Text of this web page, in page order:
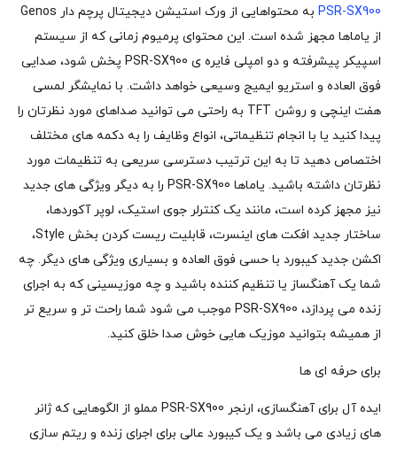
PSR-SX900
به محتواهایی از ورک استیشن دیجیتال پرچم دار Genos
از یاماها مجهز شده است. این محتوای پرمیوم زمانی که از سیستم
اسپیکر پیشرفته و دو امپلی فایره ی PSR-SX900 پخش شود، صدایی
فوق العاده و استریو ایمیج وسیعی خواهد داشت. با نمایشگر لمسی
هفت اینچی و روشن TFT به راحتی می توانید صداهای مورد نظرتان را
پیدا کنید یا با انجام تنظیماتی، انواع وظایف را به دکمه های مختلف
اختصاص دهید تا به این ترتیب دسترسی سریعی به تنظیمات مورد
نظرتان داشته باشید. یاماها PSR-SX900 را به دیگر ویژگی های جدید
نیز مجهز کرده است، مانند یک کنترلر جوی استیک، لوپر آکوردها،
ساختار جدید افکت های اینسرت، قابلیت ریست کردن بخش Style،
اکشن جدید کیبورد با حسی فوق العاده و بسیاری ویژگی های دیگر. چه
شما یک آهنگساز یا تنظیم کننده باشید و چه موزیسینی که به اجرای
زنده می پردازد، PSR-SX900 موجب می شود شما راحت تر و سریع تر
از همیشه بتوانید موزیک هایی خوش صدا خلق کنید.
برای حرفه ای ها
ایده آل برای آهنگسازی، ارنجر PSR-SX900 مملو از الگوهایی که ژانر
های زیادی می باشد و یک کیبورد عالی برای اجرای زنده و ریتم سازی